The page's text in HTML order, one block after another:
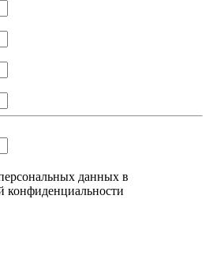
данных в
конфиденциальности